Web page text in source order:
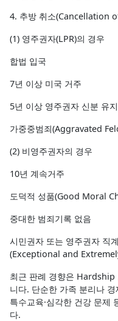
4. 추방 취소(Cancellation
(1) 영주권자(LPR)의 경우
합법 입국
7년 이상 미국 거주
5년 이상 영주권자 신분 유지
가중중범죄(Aggravated
(2) 비영주권자의 경우
10년 계속거주
도덕적 성품(Good Moral
중대한 범죄기록 없음
시민권자 또는 영주권자 직
(Exceptional and
최근 판례 경향은 Hardship
니다. 단순한 가족 분리나
특수교육·심각한 건강 문제
다.